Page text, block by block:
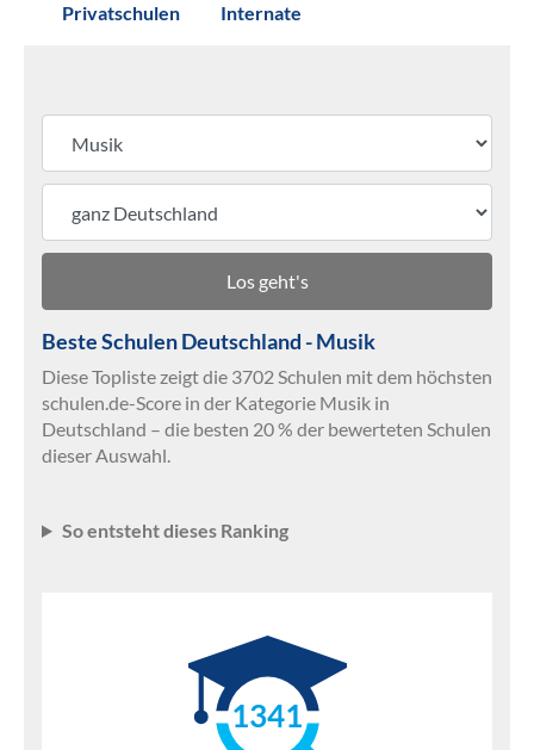
Privatschulen Internate
Los geht's
Beste Schulen Deutschland - Musik
Diese Topliste zeigt die 3702 Schulen mit dem höchsten
schulen.de-Score in der Kategorie Musik in
Deutschland – die besten 20 % der bewerteten Schulen
dieser Auswahl.
So entsteht dieses Ranking
1341